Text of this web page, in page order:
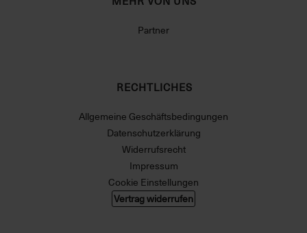
Partner
RECHTLICHES
Allgemeine Geschäftsbedingungen
Datenschutzerklärung
Widerrufsrecht
Impressum
Cookie Einstellungen
Vertrag widerrufen